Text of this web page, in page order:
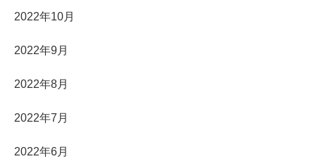
2022年10月
2022年9月
2022年8月
2022年7月
2022年6月